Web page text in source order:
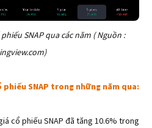
SNAP qua các năm ( Nguồn :
phiếu SNAP trong những năm qua:
cổ phiếu SNAP đã tăng 10.6% trong